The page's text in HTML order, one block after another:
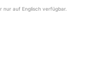
nur auf Englisch verfügbar.